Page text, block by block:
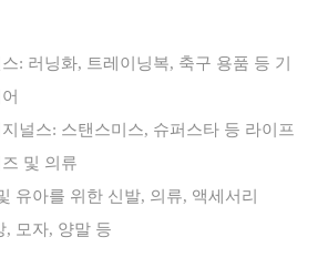
: 러닝화, 트레이닝복, 축구 용품 등 기
널스: 스탠스미스, 슈퍼스타 등 라이프
및 의류
유아를 위한 신발, 의류, 액세서리
, 모자, 양말 등